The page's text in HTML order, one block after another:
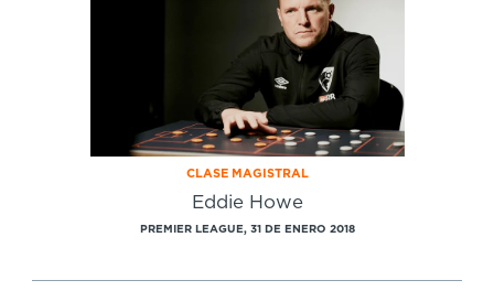
CLASE MAGISTRAL
Eddie Howe
PREMIER LEAGUE, 31 DE ENERO 2018